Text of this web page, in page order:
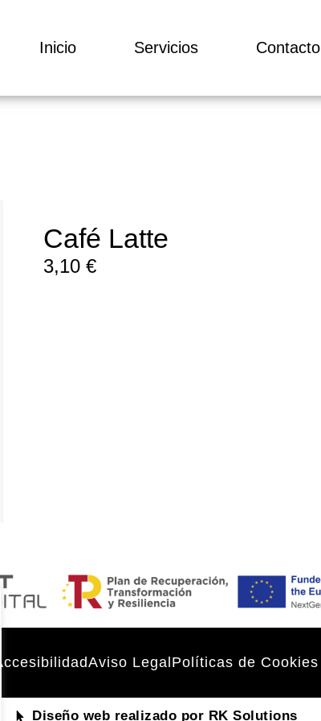
Inicio Servicios Contacto
Café Latte
3,10 €
AccesibilidadAviso Legal Políticas de Cookies
Diseño web realizado por RK Solutions